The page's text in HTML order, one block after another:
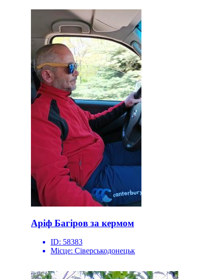
Аріф Багіров за кермом
ID: 58383
Місце: Сіверськодонецьк